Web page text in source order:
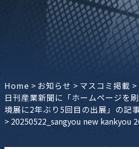
Home > お知らせ > マスコミ掲載 >
日刊産業新聞に「ホームページを
境展に2年ぶり5回目の出展」の記
> 20250522_sangyou new kankyou